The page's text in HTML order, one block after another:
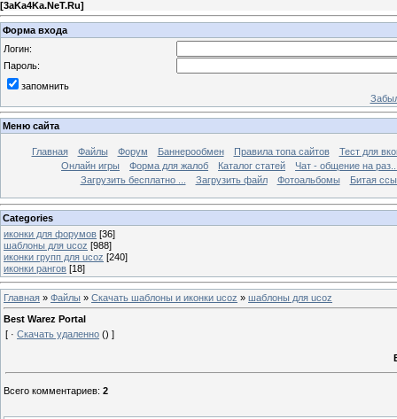
[3aKa4Ka.NeT.Ru]
Форма входа
Логин:
Пароль:
запомнить
Меню сайта
Главная Файлы Форум Баннерообмен Правила топа сайтов
Тест для
Онлайн игры
Форма для жалоб Каталог статей
Чат - общение на
Загрузить бесплатно ...
Загрузить файл Фотоальбомы Битая
Categories
иконки для форумов [36]
шаблоны для ucoz [988]
иконки групп для ucoz [240]
иконки рангов [18]
Главная » Файлы » Скачать шаблоны и иконки ucoz » шаблоны для ucoz
Best Warez Portal
[ · Скачать удаленно () ]
Всего комментариев: 2